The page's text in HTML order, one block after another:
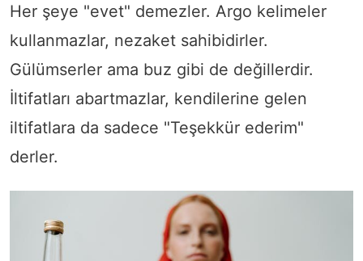
Her şeye "evet" demezler. Argo kelimeler
kullanmazlar, nezaket sahibidirler.
Gülümserler ama buz gibi de değillerdir.
İltifatları abartmazlar, kendilerine gelen
iltifatlara da sadece "Teşekkür ederim"
derler.